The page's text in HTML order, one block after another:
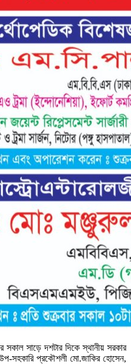
সকাল সাড়ে দশটার দিকে স্থানীয় সরকার
সহকারি প্রকৌশলী মো.জাকির হোসেন,